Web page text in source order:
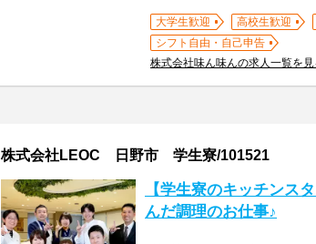
大学生歓迎 高校生歓迎
シフト自由・自己申告
株式会社味ん味んの求人一覧を見
株式会社LEOC 日野市 学生寮/101521
【学生寮のキッチンス
んだ調理のお仕事♪